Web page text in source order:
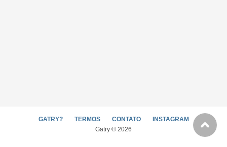
GATRY? TERMOS CONTATO
INSTAGRAM
Gatry © 2026